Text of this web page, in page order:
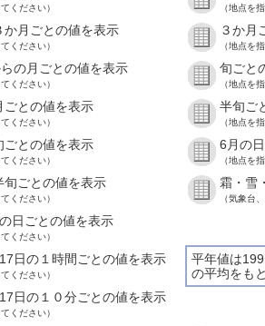
ください） （地点を
か月ごとの値を表示
ください）
３か月
（地点を
の月ごとの値を表示
ください）
旬ごと
（地点を
ごとの値を表示
ください）
半旬ご
（地点を
ごとの値を表示
ください）
6月の
（地点を
旬ごとの値を表示
ください）
霜・雪
（気象台
日ごとの値を表示
ください）
平年値は
の平均をも
日の１時間ごとの値を表示
ください）
日の１０分ごとの値を表示
ください）